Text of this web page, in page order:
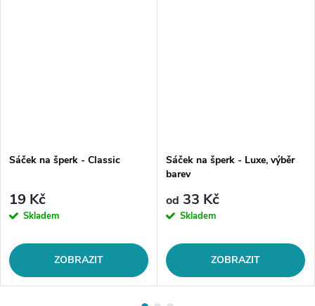
Sáček na šperk - Classic
19 Kč
Skladem
ZOBRAZIT
Sáček na šperk - Luxe, výběr
barev
od 33 Kč
Skladem
ZOBRAZIT